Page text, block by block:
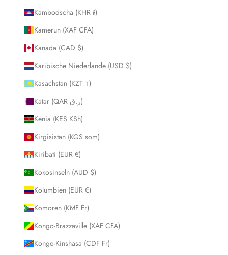
Kambodscha (KHR ៛)
Kamerun (XAF CFA)
Kanada (CAD $)
Karibische Niederlande (USD $)
Kasachstan (KZT ₸)
Katar (QAR ر.ق)
Kenia (KES KSh)
Kirgisistan (KGS som)
Kiribati (EUR €)
Kokosinseln (AUD $)
Kolumbien (EUR €)
Komoren (KMF Fr)
Kongo-Brazzaville (XAF CFA)
Kongo-Kinshasa (CDF Fr)